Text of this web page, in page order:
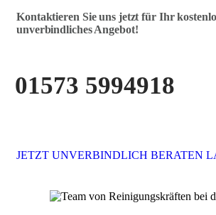
Kontaktieren Sie uns jetzt für Ihr
unverbindliches Angebot!
01573 5994918
JETZT UNVERBINDLICH BERATEN